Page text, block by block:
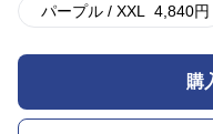
パープル / XXL 4,840円
購